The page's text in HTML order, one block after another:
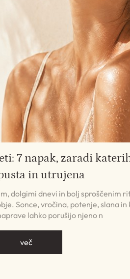
7 napak, zaradi
in utrujena
dolgimi dnevi in bolj sproščenim
Sonce, vročina, potenje, slana
lahko porušijo njeno n
več